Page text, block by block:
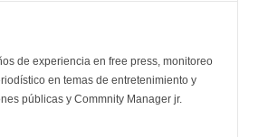
de experiencia en free press, monitoreo
en temas de entretenimiento y
públicas y Commnity Manager jr.